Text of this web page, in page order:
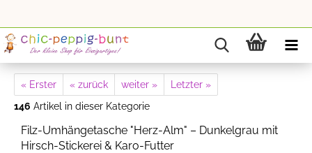
« Erster « zurück weiter »
Letzter »
146 Artikel in dieser Kategorie
Filz-Umhängetasche "Herz-Alm" – Dunkelgrau mit
Hirsch-Stickerei & Karo-Futter